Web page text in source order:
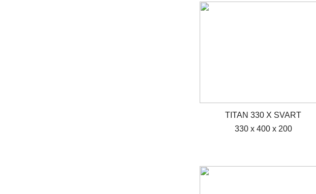
TITAN 330 X SVART
330 x 400 x 200